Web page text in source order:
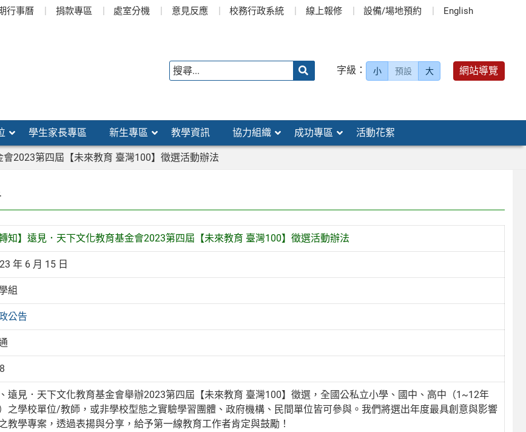
行事曆 捐款專區 處室分機 意見反應 校務行政系統 線上報修 設備/場地預約 English
字級： 小 預設 大 網站導覽
學生家長專區 新生專區 教學資訊 協力組織 成功專區 活動花絮
會2023第四屆【未來教育 臺灣100】徵選活動辦法
轉知】遠見．天下文化教育基金會2023第四屆【未來教育 臺灣100】徵選活動辦法
年 6 月 15 日
組
公告
遠見．天下文化教育基金會舉辦2023第四屆【未來教育 臺灣100】徵選，全國公私立小學、國中、高中（1~12年
之學校單位/教師，或非學校型態之實驗學習團體、政府機構、民間單位皆可參與。我們將選出年度最具創意與影響
教學專案，透過表揚與分享，給予第一線教育工作者肯定與鼓勵！